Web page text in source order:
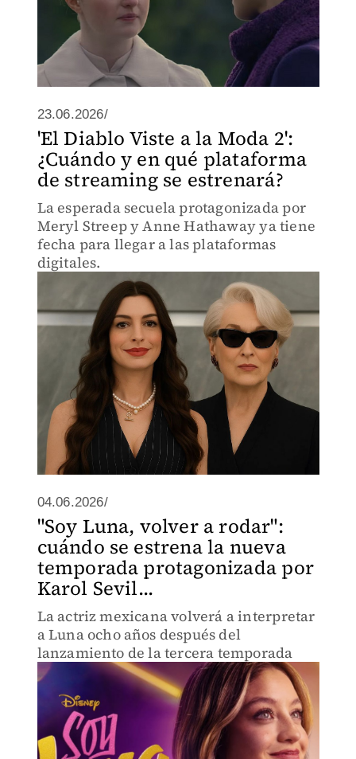
23.06.2026/
'El Diablo Viste a la Moda 2':
¿Cuándo y en qué plataforma
de streaming se estrenará?
La esperada secuela protagonizada por
Meryl Streep y Anne Hathaway ya tiene
fecha para llegar a las plataformas
digitales.
04.06.2026/
"Soy Luna, volver a rodar":
cuándo se estrena la nueva
temporada protagonizada por
Karol Sevil...
La actriz mexicana volverá a interpretar
a Luna ocho años después del
lanzamiento de la tercera temporada